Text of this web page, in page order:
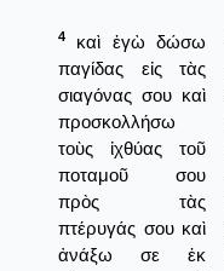
4
καὶ ἐγὼ δώσω
παγίδας εἰς τὰς
σιαγόνας σου καὶ
προσκολλήσω
τοὺς ἰχθύας τοῦ
ποταμοῦ σου
πρὸς τὰς
πτέρυγάς σου καὶ
ἀνάξω σε ἐκ